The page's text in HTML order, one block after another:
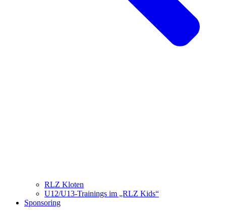
RLZ Kloten
U12/U13-Trainings im „RLZ Kids“
Sponsoring